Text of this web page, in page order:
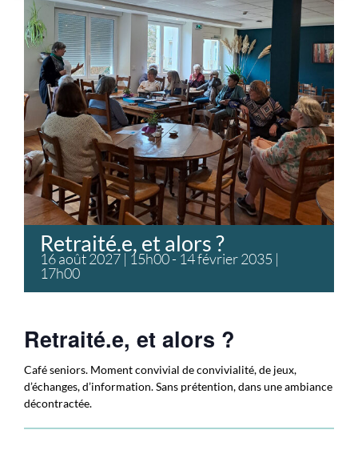
Retraité.e, et alors ?
16 août 2027 | 15h00- 14 février 2035 |
17h00
Retraité.e, et alors ?
Café seniors. Moment convivial de convivialité, de jeux,
d’échanges, d’information. Sans prétention, dans une ambiance
décontractée.